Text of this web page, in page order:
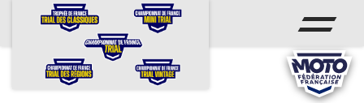
ACCUEIL
CALENDRIER